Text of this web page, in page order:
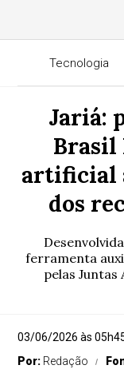
Tecnologia
Jariá:
Brasil
artificial
dos
ferramenta
pelas
03/06/2026 às
Por: Redação